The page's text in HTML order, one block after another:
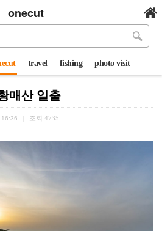
onecut
travel fishing photo visit
매산 일출
조회 4735